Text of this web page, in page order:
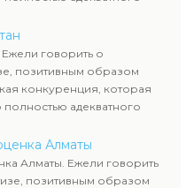
Ежели говорить о
позитивным образом
конкуренция, которая
адекватного
Алматы
Алматы. Ежели говорить
позитивным образом